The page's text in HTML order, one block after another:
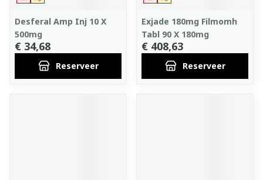
Desferal Amp Inj 10 X
500mg
€ 34,68
Reserveer
Exjade 180mg Filmomh
Tabl 90 X 180mg
€ 408,63
Reserveer